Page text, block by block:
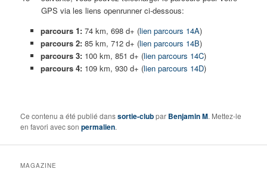
GPS via les liens openrunner ci-dessous:
parcours 1:74 km, 698 d+ (lien parcours 14A)
parcours 2:85 km, 712 d+ (lien parcours 14B)
parcours 3:100 km, 851 d+ (lien parcours 14C)
parcours 4:109 km, 930 d+ (lien parcours 14D)
Ce contenu a été publié danssortie-clubpar Benjamin M. Mettez-le
en favori avec sonpermalien.
MAGAZINE